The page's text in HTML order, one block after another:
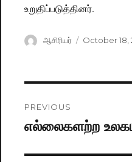
உறுதிப்படுத்தினர்.
Author
ஆசிரியர்
Posted
October 18,
navigation
PREVIOUS
Previous
எல்லைகளற்ற